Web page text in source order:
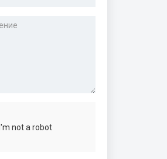
I'm not a robot